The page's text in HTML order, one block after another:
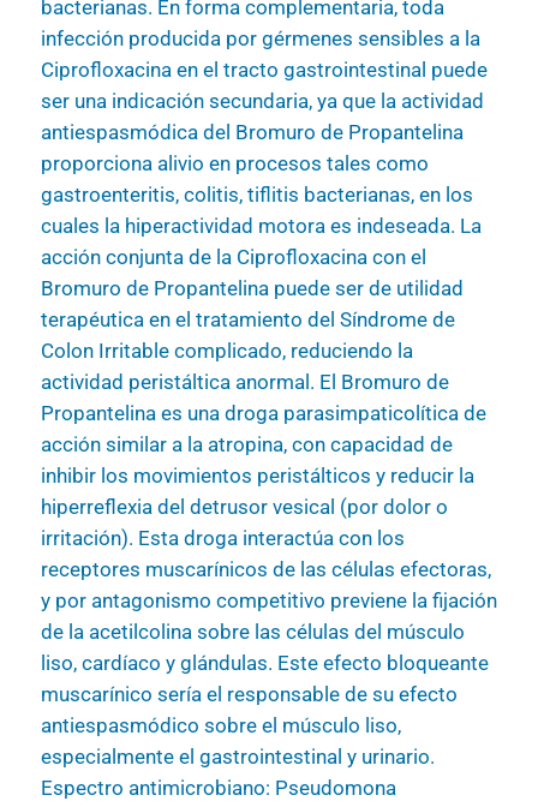
bacterianas. En forma complementaria, toda
infección producida por gérmenes sensibles a la
Ciprofloxacina en el tracto gastrointestinal puede
ser una indicación secundaria, ya que la actividad
antiespasmódica del Bromuro de Propantelina
proporciona alivio en procesos tales como
gastroenteritis, colitis, tiflitis bacterianas, en los
cuales la hiperactividad motora es indeseada. La
acción conjunta de la Ciprofloxacina con el
Bromuro de Propantelina puede ser de utilidad
terapéutica en el tratamiento del Síndrome de
Colon Irritable complicado, reduciendo la
actividad peristáltica anormal. El Bromuro de
Propantelina es una droga parasimpaticolítica de
acción similar a la atropina, con capacidad de
inhibir los movimientos peristálticos y reducir la
hiperreflexia del detrusor vesical (por dolor o
irritación). Esta droga interactúa con los
receptores muscarínicos de las células efectoras,
y por antagonismo competitivo previene la fijación
de la acetilcolina sobre las células del músculo
liso, cardíaco y glándulas. Este efecto bloqueante
muscarínico sería el responsable de su efecto
antiespasmódico sobre el músculo liso,
especialmente el gastrointestinal y urinario.
Espectro antimicrobiano: Pseudomona